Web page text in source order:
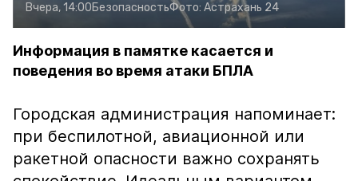
Вчера, 14:00БезопасностьФото: Астрахань 24
Информация в памятке касается и
поведения во время атаки БПЛА
Городская администрация напоминает:
при беспилотной, авиационной или
ракетной опасности важно сохранять